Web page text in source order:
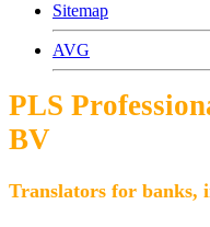
Sitemap
AVG
PLS
BV
Translators for banks,